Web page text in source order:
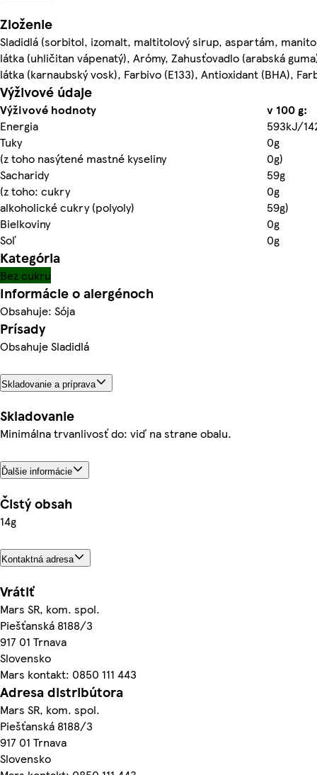
Zloženie
Sladidlá (sorbitol, izomalt, maltitolový sirup, aspartám,
látka (uhličitan vápenatý), Arómy, Zahusťovadlo (arabská
látka (karnaubský vosk), Farbivo (E133), Antioxidant (BHA),
Výživové údaje
Výživové hodnoty
v 100 g:
Energia
593kJ/
Tuky
0g
(z toho nasýtené mastné kyseliny
0g)
Sacharidy
59g
(z toho: cukry
0g
alkoholické cukry (polyoly)
59g)
Bielkoviny
0g
Soľ
0g
Kategória
Bez cukru
Informácie o alergénoch
Obsahuje: Sója
Prísady
Obsahuje Sladidlá
Skladovanie a príprava
Skladovanie
Minimálna trvanlivosť do: viď na strane obalu.
Ďalšie informácie
Čistý obsah
14g
Kontaktná adresa
Vrátiť
Mars SR, kom. spol.
Piešťanská 8188/3
917 01 Trnava
Slovensko
Mars kontakt: 0850 111 443
Adresa distribútora
Mars SR, kom. spol.
Piešťanská 8188/3
917 01 Trnava
Slovensko